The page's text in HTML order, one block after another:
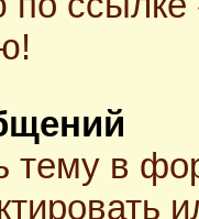
тему в